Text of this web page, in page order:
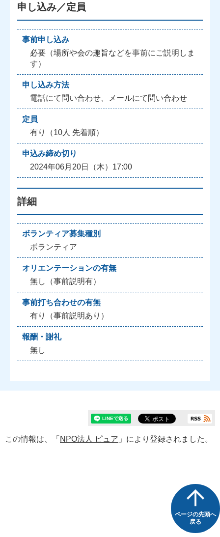
申し込み／定員
事前申し込み
必要（場所や会の趣旨などを事前にご説明しま
す）
申し込み方法
電話にて問い合わせ、メールにて問い合わせ
定員
有り（10人 先着順）
申込み締め切り
2024年06月20日（木）17:00
詳細
ボランティア募集種別
ボランティア
オリエンテーションの有無
無し（事前説明有）
事前打ち合わせの有無
有り（事前説明あり）
報酬・謝礼
無し
この情報は、「 NPO法人 ピュア 」により登録されました。
ページの先頭へ
戻る